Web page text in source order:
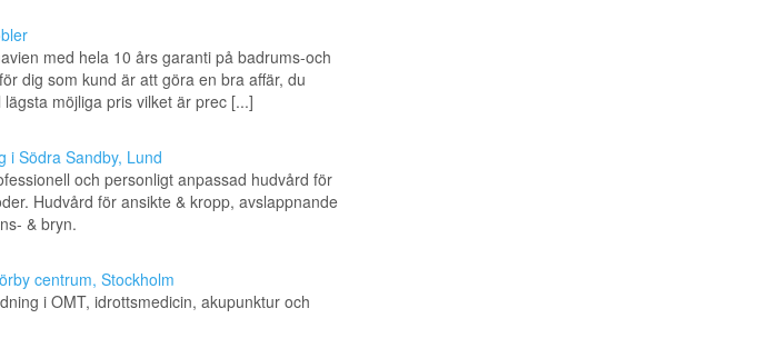
med hela 10 års garanti på badrums-och
dig som kund är att göra en bra affär, du
möjliga pris vilket är prec [...]
i Södra Sandby, Lund
och personligt anpassad hudvård för
Hudvård för ansikte & kropp, avslappnande
& bryn.
centrum, Stockholm
i OMT, idrottsmedicin, akupunktur och